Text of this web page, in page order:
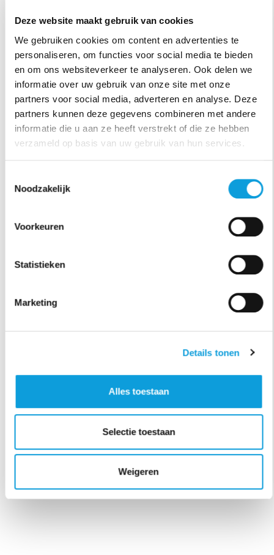
Deze website maakt gebruik van cookies
We gebruiken cookies om content en advertenties te
personaliseren, om functies voor social media te bieden
en om ons websiteverkeer te analyseren. Ook delen we
informatie over uw gebruik van onze site met onze
partners voor social media, adverteren en analyse. Deze
partners kunnen deze gegevens combineren met andere
informatie die u aan ze heeft verstrekt of die ze hebben
verzameld op basis van uw gebruik van hun services.
Noodzakelijk
Voorkeuren
Statistieken
Marketing
Details tonen
Alles toestaan
Selectie toestaan
Weigeren